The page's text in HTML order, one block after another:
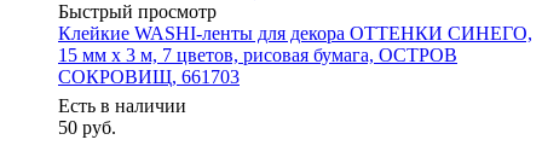
Быстрый просмотр
Клейкие WASHI-ленты для декора ОТТЕНКИ СИНЕГО,
15 мм х 3 м, 7 цветов, рисовая бумага, ОСТРОВ
СОКРОВИЩ, 661703
Есть в наличии
50 руб.